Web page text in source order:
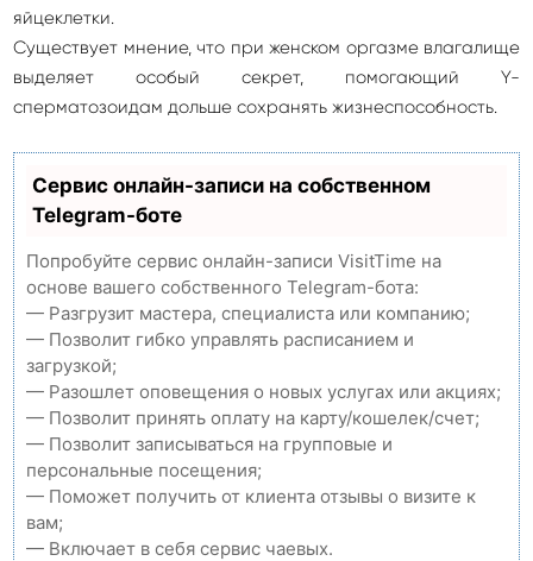
яйцеклетки.
Существует мнение, что при женском оргазме влагалище
выделяет особый секрет, помогающий Y-
сперматозоидам дольше сохранять жизнеспособность.
Сервис онлайн-записи на собственном
Telegram-боте
Попробуйте сервис онлайн-записи VisitTime на
основе вашего собственного Telegram-бота:
— Разгрузит мастера, специалиста или компанию;
— Позволит гибко управлять расписанием и
загрузкой;
— Разошлет оповещения о новых услугах или акциях;
— Позволит принять оплату на карту/кошелек/счет;
— Позволит записываться на групповые и
персональные посещения;
— Поможет получить от клиента отзывы о визите к
вам;
— Включает в себя сервис чаевых.